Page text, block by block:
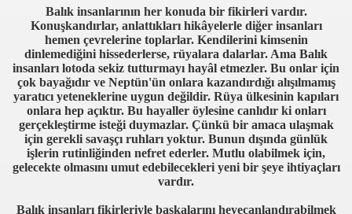
Balık insanlarının her konuda bir fikirleri vardır.
Konuşkandırlar, anlattıkları hikâyelerle diğer insanları
hemen çevrelerine toplarlar. Kendilerini kimsenin
dinlemediğini hissederlerse, rüyalara dalarlar. Ama Balık
insanları lotoda sekiz tutturmayı hayâl etmezler. Bu onlar için
çok bayağıdır ve Neptün'ün onlara kazandırdığı alışılmamış
yaratıcı yeteneklerine uygun değildir. Rüya ülkesinin kapıları
onlara hep açıktır. Bu hayaller öylesine canlıdır ki onları
gerçekleştirme isteği duymazlar. Çünkü bir amaca ulaşmak
için gerekli savaşçı ruhları yoktur. Bunun dışında günlük
işlerin rutinliğinden nefret ederler. Mutlu olabilmek için,
gelecekte olmasını umut edebilecekleri yeni bir şeye ihtiyaçları
vardır.
Balık insanları fikirleriyle başkalarını heyecanlandırabilmek